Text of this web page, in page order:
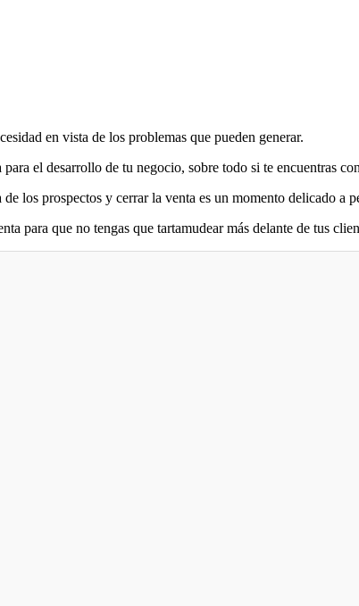
en vista de los problemas que pueden generar.
el desarrollo de tu negocio, sobre todo si te encuentras
los prospectos y cerrar la venta es un momento delicado a
para que no tengas que tartamudear más delante de tus